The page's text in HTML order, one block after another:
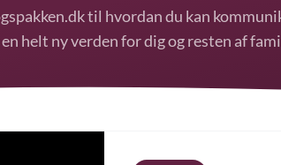
til hvordan du kan
helt ny verden for dig og resten af